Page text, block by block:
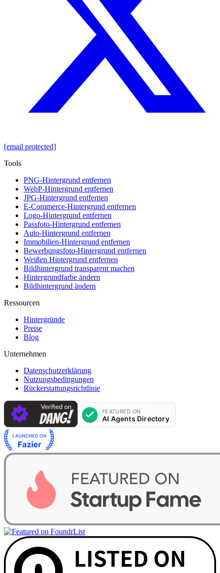
[email protected]
Tools
PNG-Hintergrund entfernen
WebP-Hintergrund entfernen
JPG-Hintergrund entfernen
E-Commerce-Hintergrund entfernen
Logo-Hintergrund entfernen
Passfoto-Hintergrund entfernen
Auto-Hintergrund entfernen
Immobilien-Hintergrund entfernen
Bewerbungsfoto-Hintergrund entfernen
Weißen Hintergrund entfernen
Bildhintergrund transparent machen
Hintergrundfarbe ändern
Bildhintergrund ändern
Ressourcen
Hintergründe
Preise
Blog
Unternehmen
Datenschutzerklärung
Nutzungsbedingungen
Rückerstattungsrichtlinie